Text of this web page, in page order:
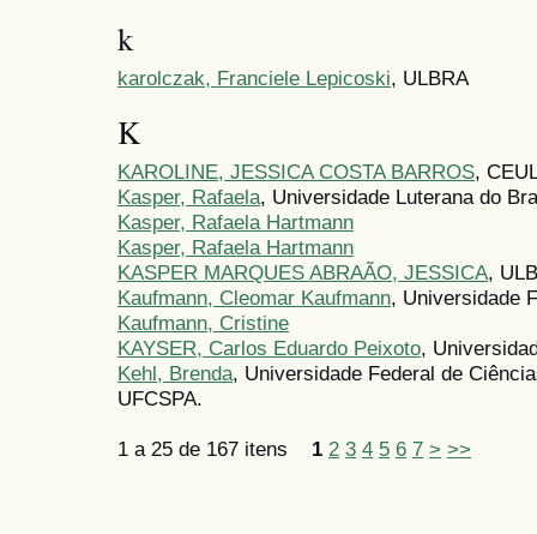
k
karolczak, Franciele Lepicoski, ULBRA
K
KAROLINE, JESSICA COSTA BARROS,
Kasper, Rafaela, Universidade Luterana do
Kasper, Rafaela Hartmann
Kasper, Rafaela Hartmann
KASPER MARQUES ABRAÃO, JESSICA,
Kaufmann, Cleomar Kaufmann, Universidade
Kaufmann, Cristine
KAYSER, Carlos Eduardo Peixoto,
Kehl, Brenda, Universidade Federal de
UFCSPA.
1 a 25 de 167 itens 1 2 3 4 5 6 7 > >>